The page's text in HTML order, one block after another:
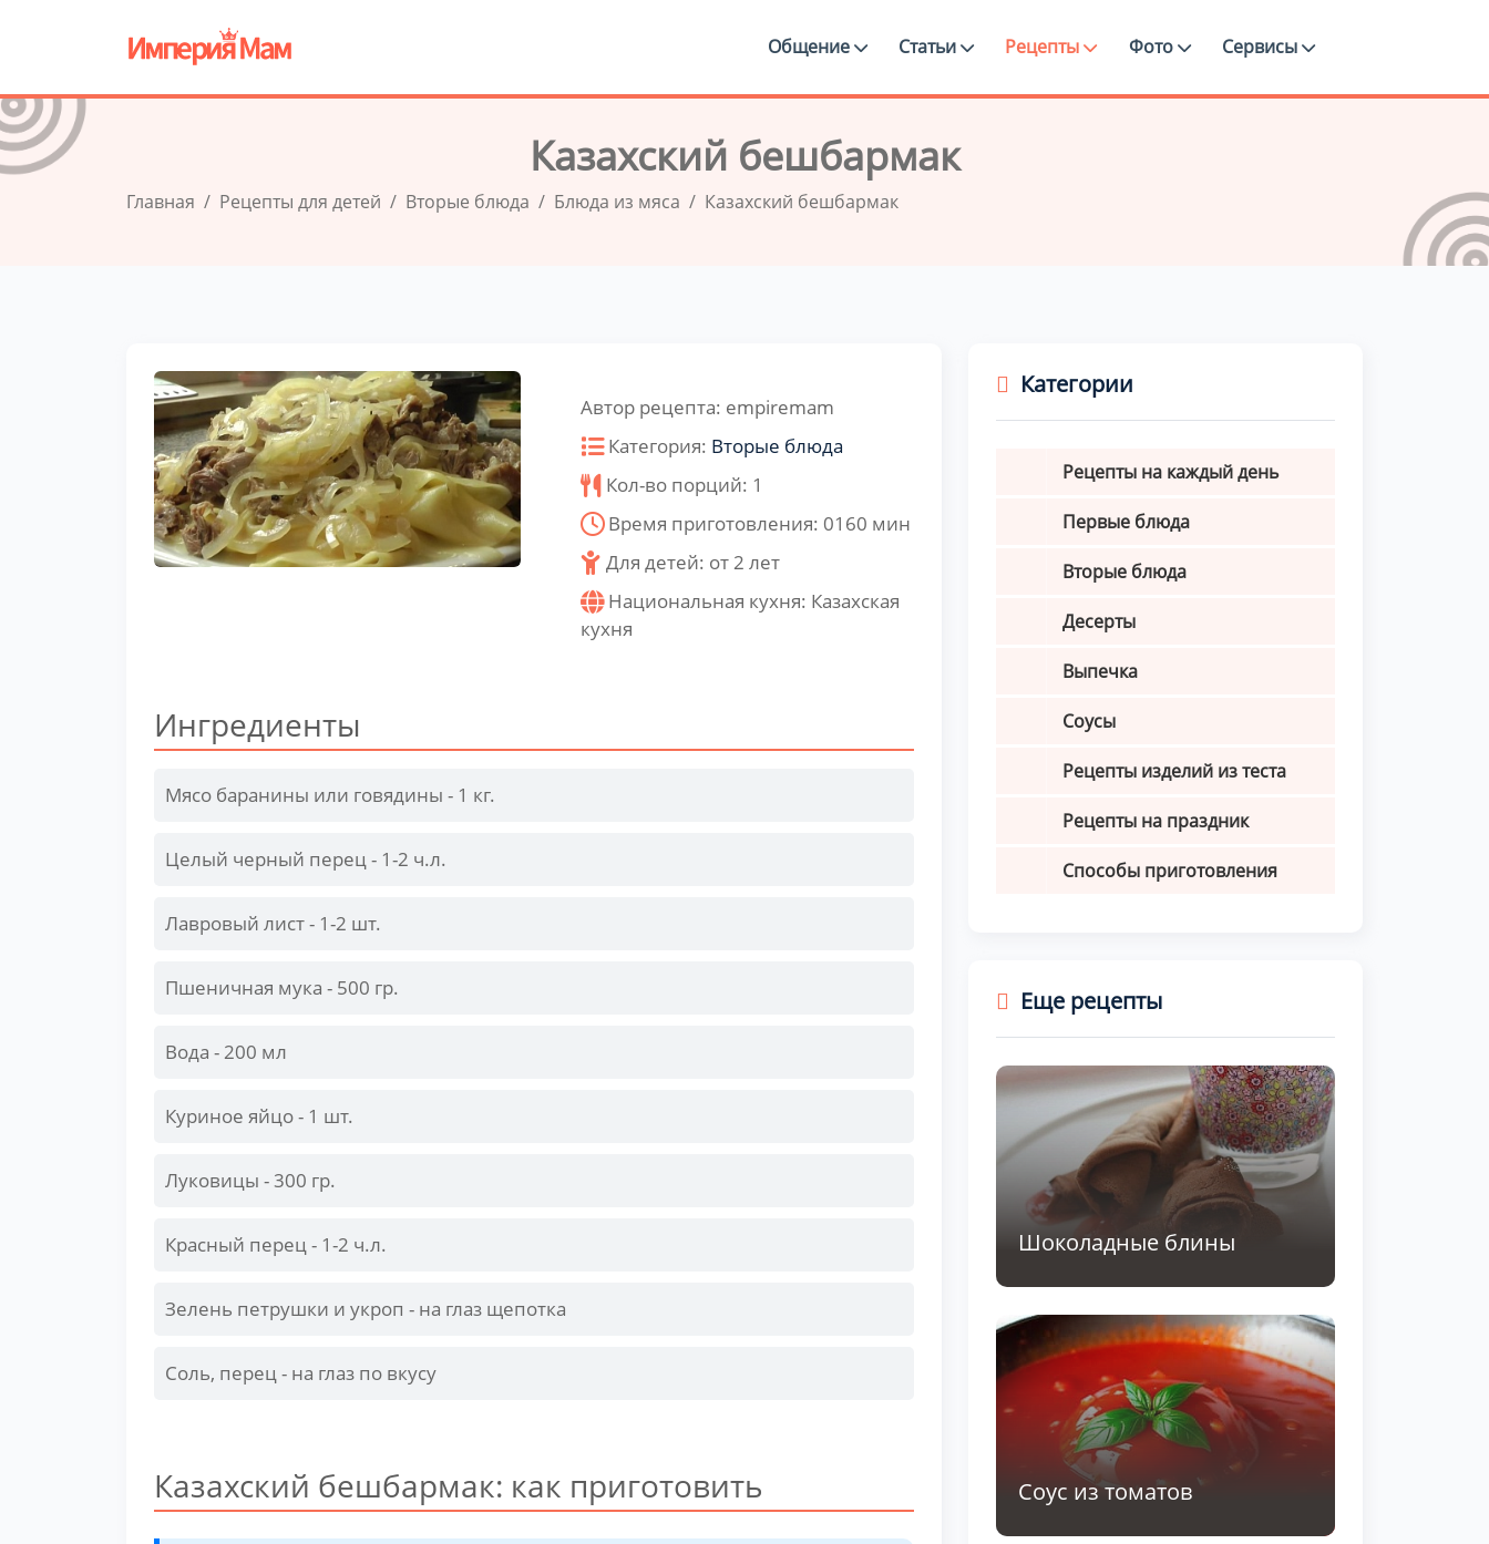
Общение Статьи Рецепты Фото Сервисы
Казахский бешбармак
Главная Рецепты для детей Вторые блюда Блюда из мяса Казахский бешбармак
Автор рецепта: empiremam
Категория: Вторые блюда
Кол-во порций: 1
Время приготовления: 0160 мин
Для детей: от 2 лет
Национальная кухня: Казахская
кухня
Ингредиенты
Мясо баранины или говядины - 1 кг.
Целый черный перец - 1-2 ч.л.
Лавровый лист - 1-2 шт.
Пшеничная мука - 500 гр.
Вода - 200 мл
Куриное яйцо - 1 шт.
Луковицы - 300 гр.
Красный перец - 1-2 ч.л.
Зелень петрушки и укроп - на глаз щепотка
Соль, перец - на глаз по вкусу
Казахский бешбармак: как приготовить
Категории
Рецепты на каждый день
Первые блюда
Вторые блюда
Десерты
Выпечка
Соусы
Рецепты изделий из теста
Рецепты на праздник
Способы приготовления
Еще рецепты
Шоколадные блины
Соус из томатов